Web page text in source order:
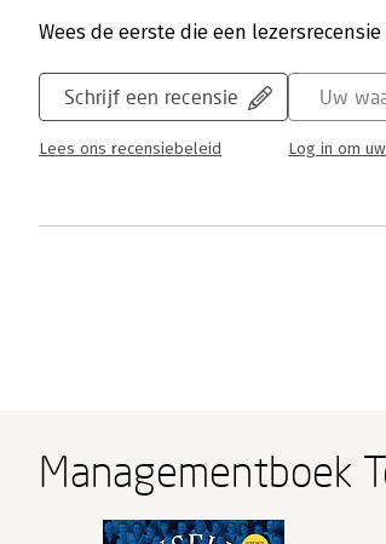
Wees de eerste die een
Schrijf een recensie
Lees ons recensiebeleid
Uw
Log in om
Managementboek